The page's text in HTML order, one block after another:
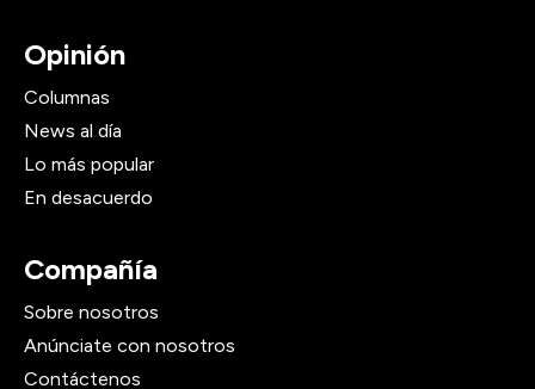
Opinión
Columnas
News al día
Lo más popular
En desacuerdo
Compañía
Sobre nosotros
Anúnciate con nosotros
Contáctenos